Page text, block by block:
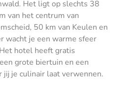
Het ligt op slechts 38
van het centrum van
50 km van Keulen en
wacht je een warme sfeer
hotel heeft gratis
grote biertuin en een
je culinair laat verwennen.